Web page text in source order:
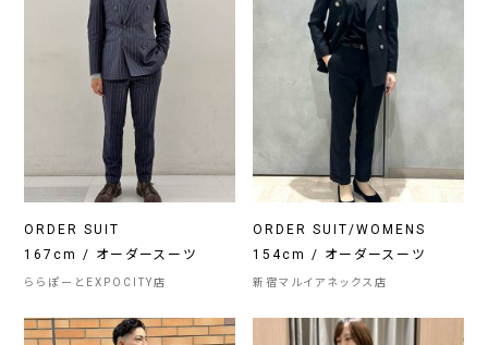
ORDER SUIT
167cm / オーダースーツ
ららぽーとEXPOCITY店
ORDER SUIT/WOMENS
154cm / オーダースーツ
新宿マルイアネックス店